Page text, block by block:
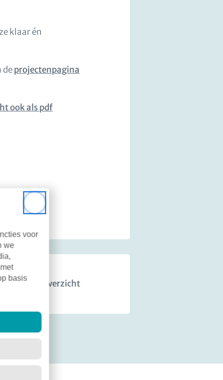
Close
voor
we
basis
klaar én
deprojectenpagina
ook als pdf
naar overzicht